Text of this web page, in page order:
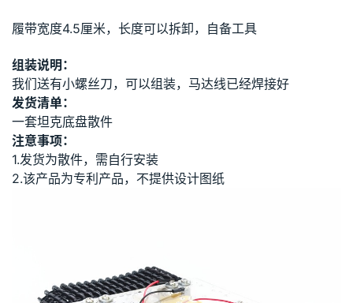
履带宽度4.5厘米，长度可以拆卸，自备工具
组装说明：
我们送有小螺丝刀，可以组装，马达线已经焊接好
发货清单：
一套坦克底盘散件
注意事项：
1.发货为散件，需自行安装
2.该产品为专利产品，不提供设计图纸